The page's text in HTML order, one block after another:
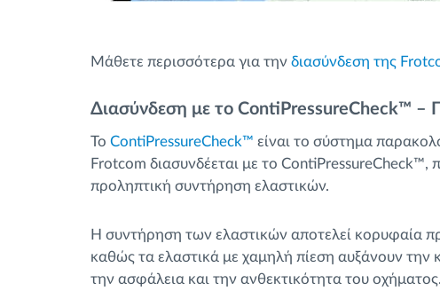
Μάθετε περισσότερα για την διασύνδεση της
Διασύνδεση με το ContiPressureCheck™ –
Το ContiPressureCheck™ είναι το σύστημα
Frotcom διασυνδέεται με το
προληπτική συντήρηση ελαστικών.
Η συντήρηση των ελαστικών αποτελεί κορυφαία
καθώς τα ελαστικά με χαμηλή πίεση αυξάνουν
την ασφάλεια και την ανθεκτικότητα του οχήματος.